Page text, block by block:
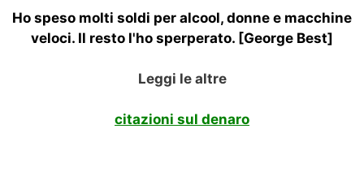
Ho speso molti soldi per alcool, donne e macchine
veloci. Il resto l'ho sperperato. [George Best]
Leggi le altre
citazioni sul denaro